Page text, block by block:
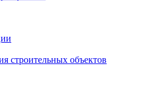
строительных объектов